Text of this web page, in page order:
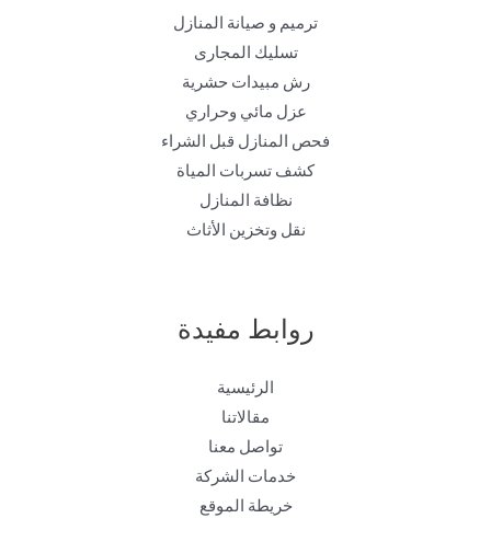
ترميم و صيانة المنازل
تسليك المجارى
رش مبيدات حشرية
عزل مائي وحراري
فحص المنازل قبل الشراء
كشف تسربات المياة
نظافة المنازل
نقل وتخزين الأثاث
روابط مفيدة
الرئيسية
مقالاتنا
تواصل معنا
خدمات الشركة
خريطة الموقع